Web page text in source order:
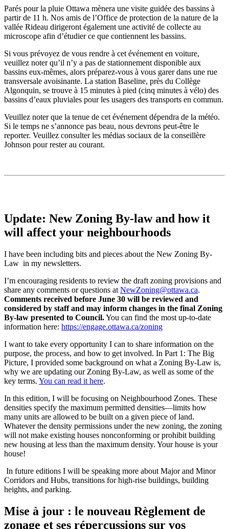
Parés pour la pluie Ottawa mènera une visite guidée des bassins à
partir de 11 h. Nos amis de l’Office de protection de la nature de la
vallée Rideau dirigeront également une activité de collecte au
microscope afin d’étudier ce que contiennent les bassins.
Si vous prévoyez de vous rendre à cet événement en voiture,
veuillez noter qu’il n’y a pas de stationnement disponible aux
bassins eux-mêmes, alors préparez-vous à vous garer dans une rue
transversale avoisinante. La station Baseline, près du Collège
Algonquin, se trouve à 15 minutes à pied (cinq minutes à vélo) des
bassins d’eaux pluviales pour les usagers des transports en commun.
Veuillez noter que la tenue de cet événement dépendra de la météo.
Si le temps ne s’annonce pas beau, nous devrons peut-être le
reporter. Veuillez consulter les médias sociaux de la conseillère
Johnson pour rester au courant.
Update: New Zoning By-law and how it
will affect your neighbourhoods
I have been including bits and pieces about the New Zoning By-
Law in my newsletters.
I’m encouraging residents to review the draft zoning provisions and
share any comments or questions at NewZoning@ottawa.ca.
Comments received before June 30 will be reviewed and
considered by staff and may inform changes in the final Zoning
By-law presented to Council.You can find the most up-to-date
information here: https://engage.ottawa.ca/zoning
I want to take every opportunity I can to share information on the
purpose, the process, and how to get involved. In Part 1: The Big
Picture, I provided some background on what a Zoning By-Law is,
why we are updating our Zoning By-Law, as well as some of the
key terms. You can read it here.
In this edition, I will be focusing on Neighbourhood Zones. These
densities specify the maximum permitted densities—limits how
many units are allowed to be built on a given piece of land.
Whatever the density permissions under the new zoning, the zoning
will not make existing houses nonconforming or prohibit building
new housing at less than the maximum density. Your house is your
house!
In future editions I will be speaking more about Major and Minor
Corridors and Hubs, transitions for high-rise buildings, building
heights, and parking.
Mise à jour : le nouveau Règlement de
zonage et ses répercussions sur vos